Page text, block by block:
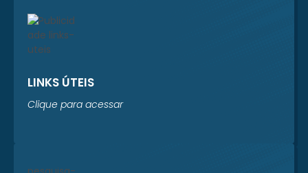
LINKS ÚTEIS
Clique para acessar